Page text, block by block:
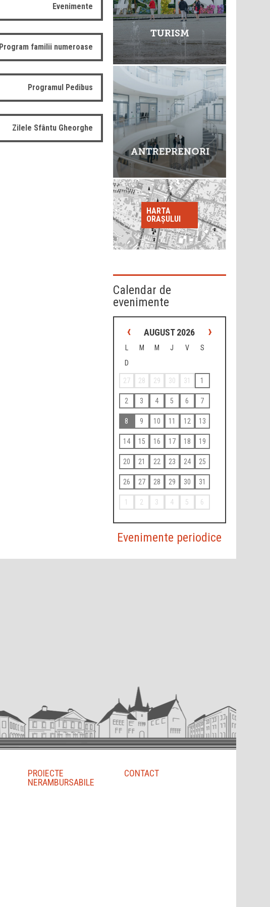
Evenimente
Program familii numeroase
Programul Pedibus
Zilele Sfântu Gheorghe
HARTA
ORAȘULUI
Calendar de
evenimente
‹ AUGUST 2026 ›
L M M J V
S
D
27 28 29 30 31 1
2 3 4 5 6 7
8 9 10 11 12 13
14 15 16 17 18 19
20 21 22 23 24 25
26 27 28 29 30 31
1 2 3 4 5 6
Evenimente periodice
PROIECTE
NERAMBURSABILE
CONTACT